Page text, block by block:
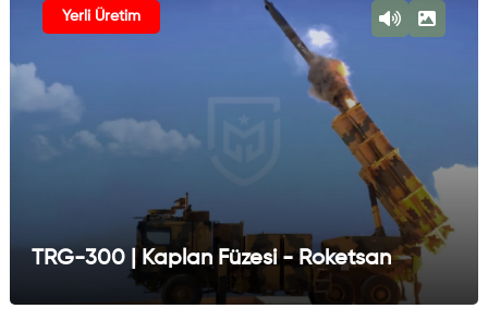
Yerli Üretim
TRG-300 | Kaplan Füzesi - Roketsan